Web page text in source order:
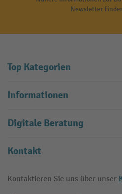
Newsletter
Top Kategorien
Informationen
Digitale Beratung
Kontakt
Kontaktieren Sie uns über unser